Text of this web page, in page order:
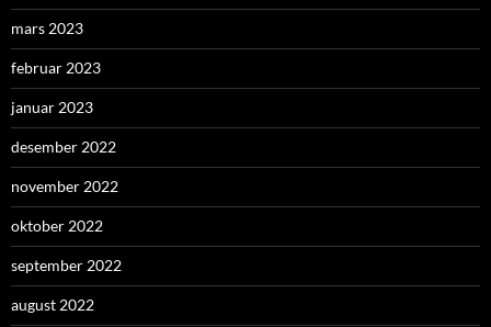
mars 2023
februar 2023
januar 2023
desember 2022
november 2022
oktober 2022
september 2022
august 2022